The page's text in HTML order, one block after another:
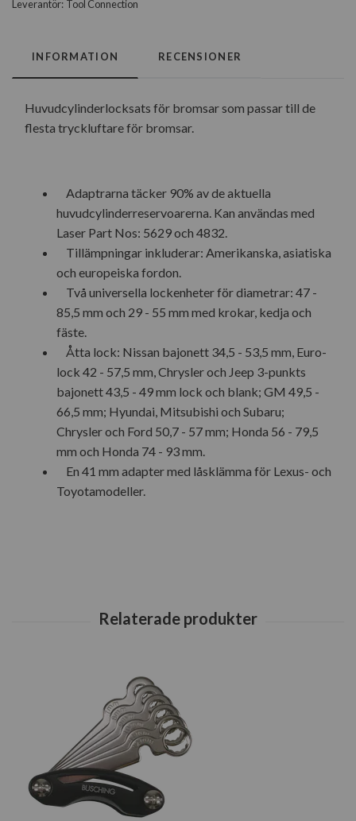
Leverantör: Tool Connection
INFORMATION RECENSIONER
Huvudcylinderlocksats för bromsar som passar till de
flesta tryckluftare för bromsar.
Adaptrarna täcker 90% av de aktuella
huvudcylinderreservoarerna. Kan användas med
Laser Part Nos: 5629 och 4832.
Tillämpningar inkluderar: Amerikanska, asiatiska
och europeiska fordon.
Två universella lockenheter för diametrar: 47 -
85,5 mm och 29 - 55 mm med krokar, kedja och
fäste.
Åtta lock: Nissan bajonett 34,5 - 53,5 mm, Euro-
lock 42 - 57,5 mm, Chrysler och Jeep 3-punkts
bajonett 43,5 - 49 mm lock och blank; GM 49,5 -
66,5 mm; Hyundai, Mitsubishi och Subaru;
Chrysler och Ford 50,7 - 57 mm; Honda 56 - 79,5
mm och Honda 74 - 93 mm.
En 41 mm adapter med låsklämma för Lexus- och
Toyotamodeller.